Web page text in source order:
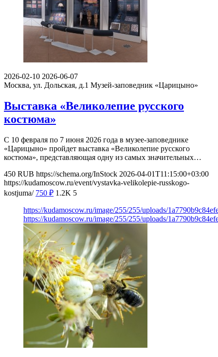
2026-02-10 2026-06-07
Москва, ул. Дольская, д.1 Музей-заповедник «Царицыно»
Выставка «Великолепие русского
костюма»
С 10 февраля по 7 июня 2026 года в музее-заповеднике
«Царицыно» пройдет выставка «Великолепие русского
костюма», представляющая одну из самых значительных…
450 RUB https://schema.org/InStock 2026-04-01T11:15:00+03:00
https://kudamoscow.ru/event/vystavka-velikolepie-russkogo-
kostjuma/ 750 ₽ 1.2K 5
https://kudamoscow.ru/image/255/255/uploads/
https://kudamoscow.ru/image/255/255/uploads/